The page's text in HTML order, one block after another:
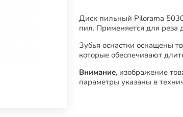
Диск пильный Pilorama
пил. Применяется для реза
Зубья оснастки оснащены
которые обеспечивают
Внимание, изображение
параметры указаны в